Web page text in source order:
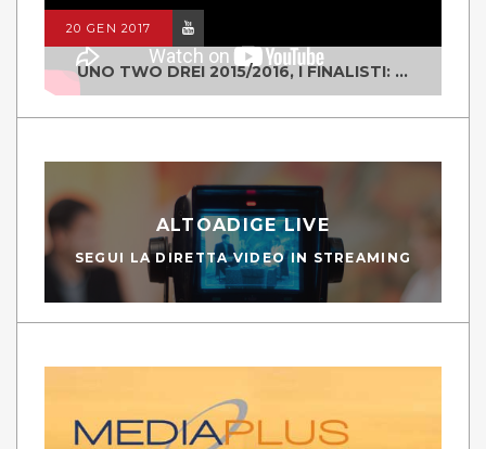
20 GEN 2017
UNO TWO DREI 2015/2016, I FINALISTI: CLASSE IV ALS ISTITUTO "DEGASPERI" BORGO VALSUGANA
ALTOADIGE LIVE
SEGUI LA DIRETTA VIDEO IN STREAMING